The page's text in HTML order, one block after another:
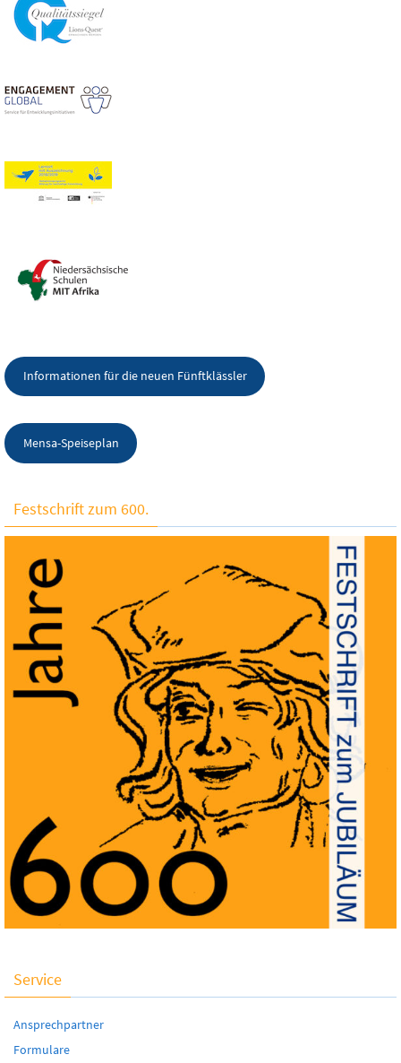
Informationen für die neuen Fünftklässler
Mensa-Speiseplan
Festschrift zum 600.
Service
Ansprechpartner
Formulare